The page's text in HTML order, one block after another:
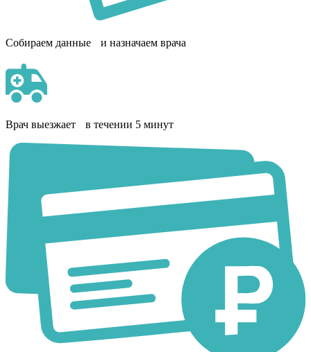
Собираем данные и назначаем врача
Врач выезжает в течении 5 минут